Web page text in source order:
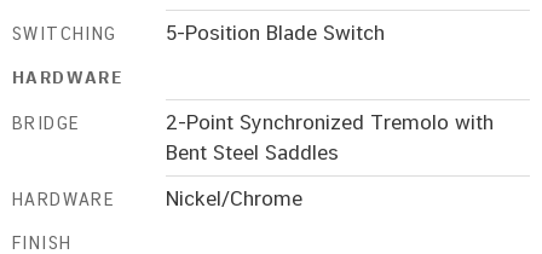
SWITCHING 5-Position Blade Switch
HARDWARE
BRIDGE
2-Point Synchronized Tremolo with
Bent Steel Saddles
HARDWARE
FINISH
Nickel/Chrome